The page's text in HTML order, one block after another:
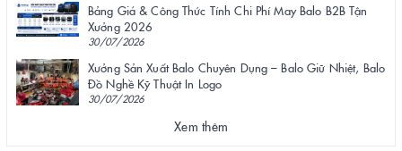
Bảng Giá & Công Thức Tính Chi Phí May Balo B2B Tận
Xưởng 2026
30/07/2026
Xưởng Sản Xuất Balo Chuyên Dụng – Balo Giữ Nhiệt, Balo
Đồ Nghề Kỹ Thuật In Logo
30/07/2026
Xem thêm